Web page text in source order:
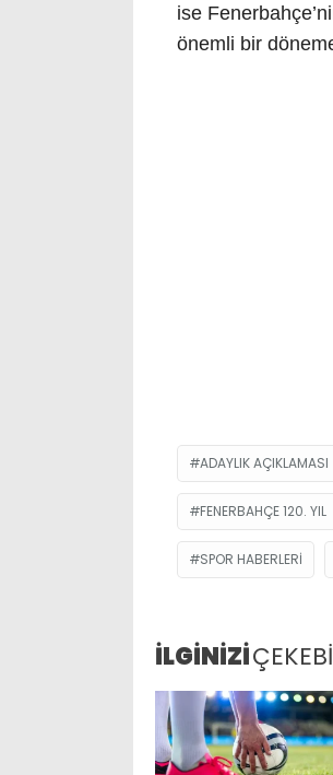
ise
önemli bir
ADAYLIK AÇIKLAMASI
FENERBAHÇE 120. YIL
SPOR HABERLERI
İLGİNİZİ